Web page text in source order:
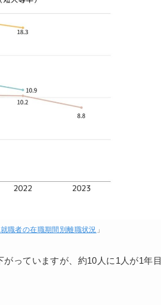
職者の在職期間別離職状況 」
っていますが、約10人に1人が1年